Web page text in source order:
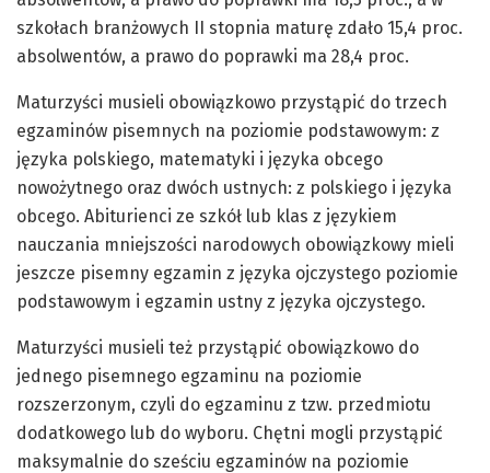
szkołach branżowych II stopnia maturę zdało 15,4 proc.
absolwentów, a prawo do poprawki ma 28,4 proc.
Maturzyści musieli obowiązkowo przystąpić do trzech
egzaminów pisemnych na poziomie podstawowym: z
języka polskiego, matematyki i języka obcego
nowożytnego oraz dwóch ustnych: z polskiego i języka
obcego. Abiturienci ze szkół lub klas z językiem
nauczania mniejszości narodowych obowiązkowy mieli
jeszcze pisemny egzamin z języka ojczystego poziomie
podstawowym i egzamin ustny z języka ojczystego.
Maturzyści musieli też przystąpić obowiązkowo do
jednego pisemnego egzaminu na poziomie
rozszerzonym, czyli do egzaminu z tzw. przedmiotu
dodatkowego lub do wyboru. Chętni mogli przystąpić
maksymalnie do sześciu egzaminów na poziomie